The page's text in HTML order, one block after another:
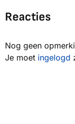
Reacties
Nog geen
Je moet ingelogd